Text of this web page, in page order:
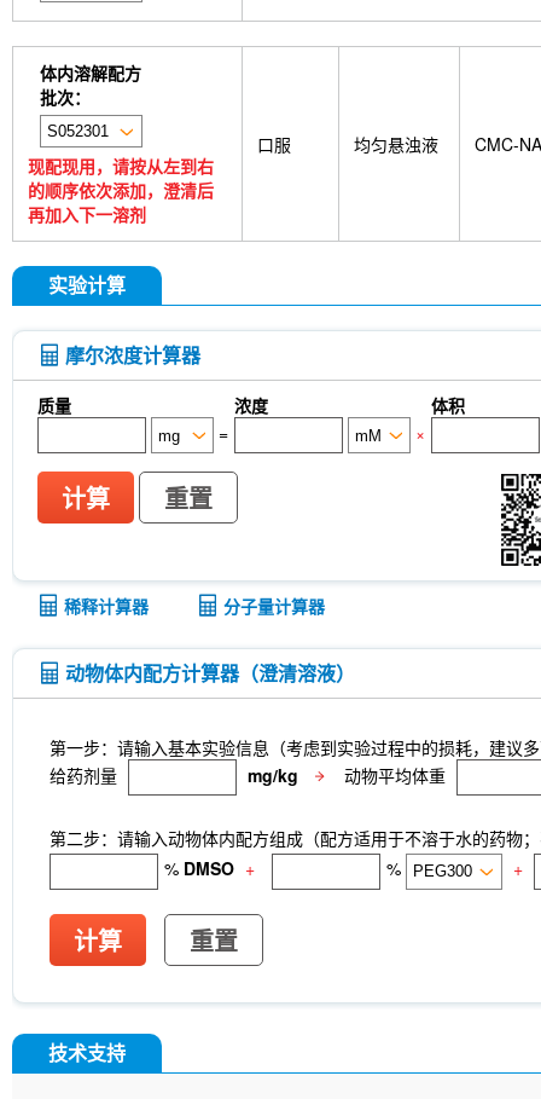
体内溶解配方
批次：
现配现用，请按从左到右
的顺序依次添加，澄清后
再加入下一溶剂
口服 均匀悬浊液 CMC-NA
实验计算
摩尔浓度计算器
质量 浓度
体积
=
×
计算 重置
稀释计算器 分子量计算器
动物体内配方计算器（澄清溶液）
第一步：请输入基本实验信息（考虑到实验过程中的损耗，建议
给药剂量
mg/kg 动物平均体重
第二步：请输入动物体内配方组成（配方适用于不溶于水的药物
% DMSO + % +
计算 重置
技术支持